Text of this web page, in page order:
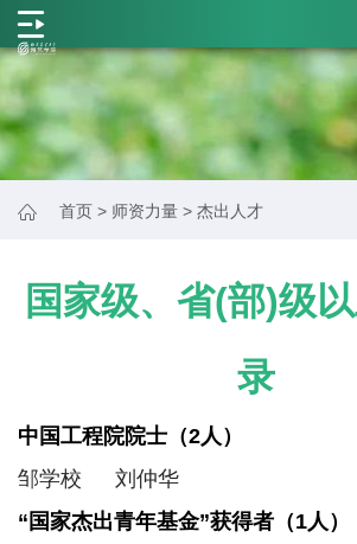
院
概
首页 > 师资力量 > 杰出人才
国家级、省(部)级
录
中国工程院院士（2人）
邹学校 刘仲华
“国家杰出青年基金”获得者 （1人）